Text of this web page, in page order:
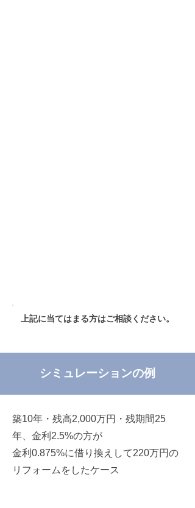
上記に当てはまる方はご相談ください。
シミュレーションの例
築10年・残高2,000万円・残期間25
年、金利2.5%の方が
金利0.875%に借り換えして220万円の
リフォームをしたケース